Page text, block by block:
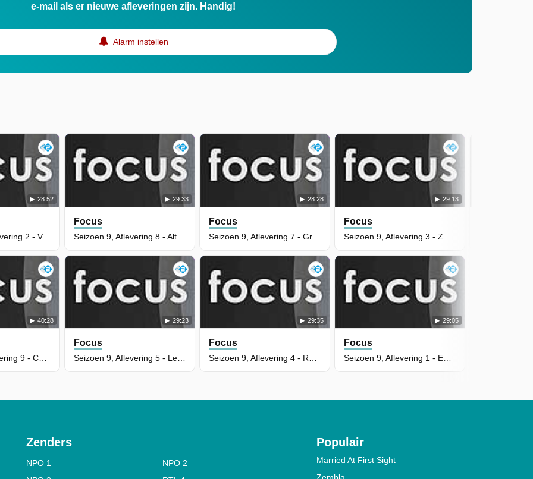
e-mail als er nieuwe afleveringen zijn. Handig!
Alarm instellen
28:52
Seizoen 10, Aflevering 2 - Vals alarm bij borstkanker
40:28
29:33
Focus
28:28
Focus
29:23
Focus
29:35
Focus
29:13
Focus
29:05
Focus
Zenders
NPO 1
NPO 2
Populair
Married At First Sight